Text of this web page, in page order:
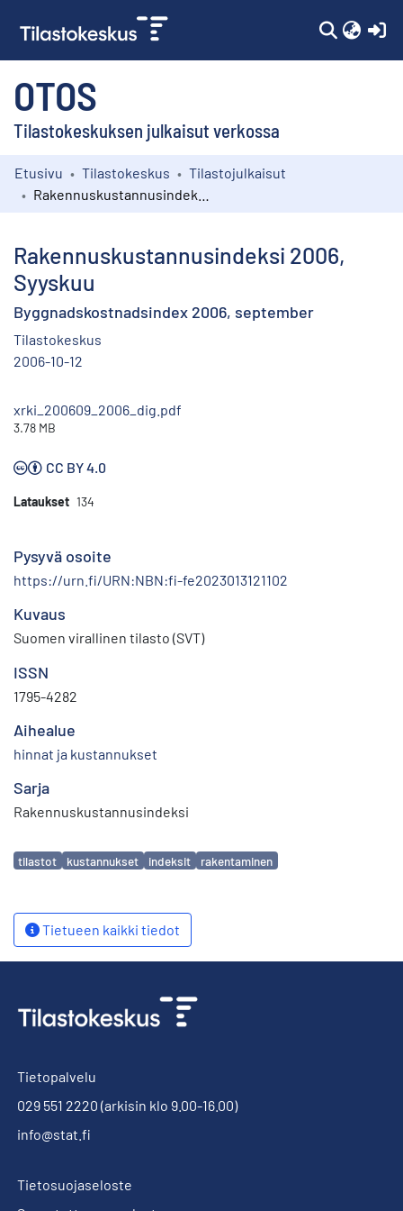
OTOS
Tilastokeskuksen julkaisut verkossa
Kokoelmat
Etusivu Tilastokeskus
Tilastojulkaisut
Rakennuskustannusindeksi 2006,
Syyskuu
Byggnadskostnadsindex 2006, september
Tilastokeskus
2006-10-12
xrki_200609_2006_dig.pdf
3.78 MB
CC BY 4.0
Lataukset 134
Pysyvä osoite
https://urn.fi/URN:NBN:fi-fe2023013121102
Kuvaus
Suomen virallinen tilasto (SVT)
ISSN
1795-4282
Aihealue
hinnat ja kustannukset
Sarja
Rakennuskustannusindeksi
Avainsanat
tilastot kustannukset indeksit rakentaminen
Tietueen kaikki tiedot
Tietopalvelu
029 551 2220 (arkisin klo 9.00-16.00)
info@stat.fi
Tietosuojaseloste